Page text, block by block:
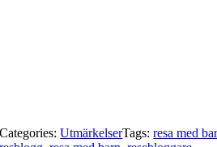
Categories:UtmärkelserTags:resa med